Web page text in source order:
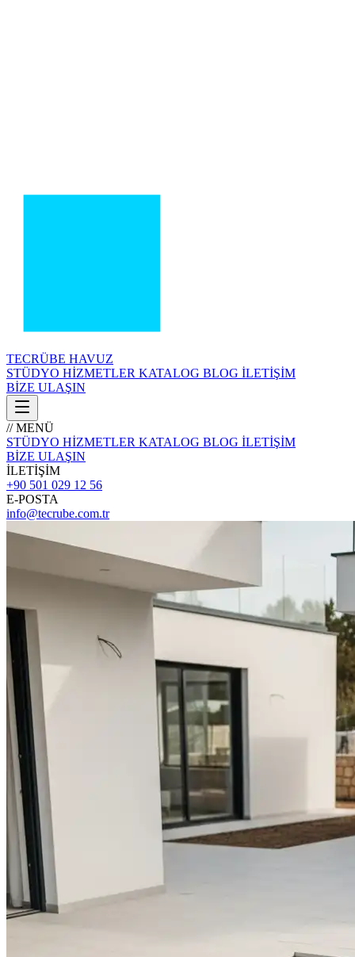
TECRÜBE HAVUZ
STÜDYO HİZMETLER KATALOG BLOG İLETİŞİM
BİZE ULAŞIN
// MENÜ
STÜDYO HİZMETLER KATALOG BLOG İLETİŞİM
BİZE ULAŞIN
İLETİŞİM
+90 501 029 12 56
E-POSTA
info@tecrube.com.tr